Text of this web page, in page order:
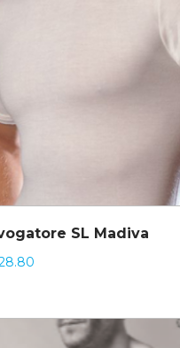
SL Madiva